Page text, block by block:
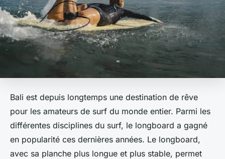
Bali est depuis longtemps une destination de rêve
pour les amateurs de surf du monde entier. Parmi les
différentes disciplines du surf, le longboard a gagné
en popularité ces dernières années. Le longboard,
avec sa planche plus longue et plus stable, permet